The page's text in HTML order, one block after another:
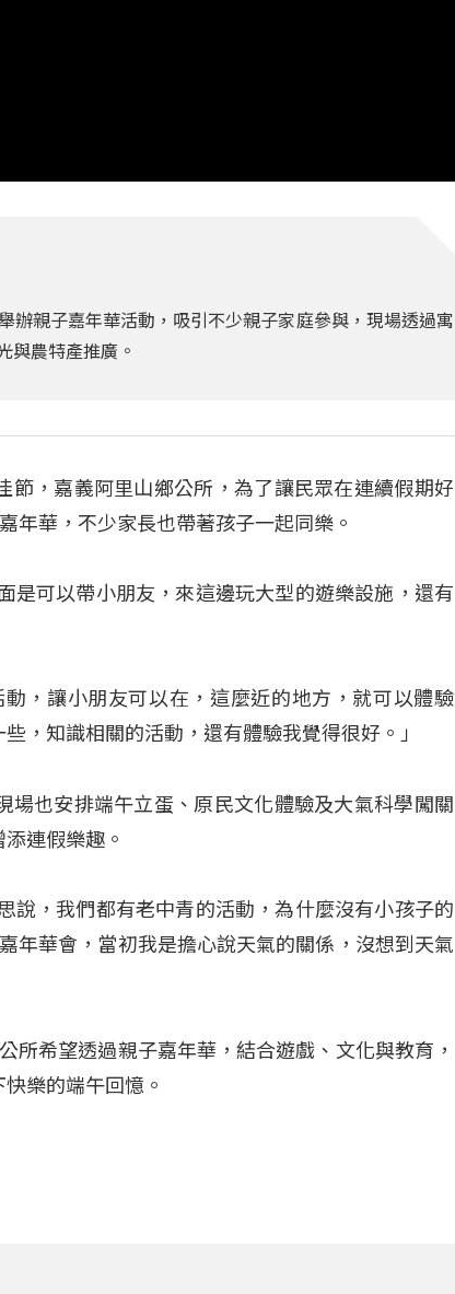
辦親子嘉年華活動，吸引不少親子家庭參與，現場透過寓
與農特產推廣。
，嘉義阿里山鄉公所，為了讓民眾在連續假期好
年華，不少家長也帶著孩子一起同樂。
是可以帶小朋友，來這邊玩大型的遊樂設施，還有
，讓小朋友可以在，這麼近的地方，就可以體驗
，知識相關的活動，還有體驗我覺得很好。」
也安排端午立蛋、原民文化體驗及大氣科學闖關
連假樂趣。
說，我們都有老中青的活動，為什麼沒有小孩子的
年華會，當初我是擔心說天氣的關係，沒想到天氣
所希望透過親子嘉年華，結合遊戲、文化與教育，
樂的端午回憶。